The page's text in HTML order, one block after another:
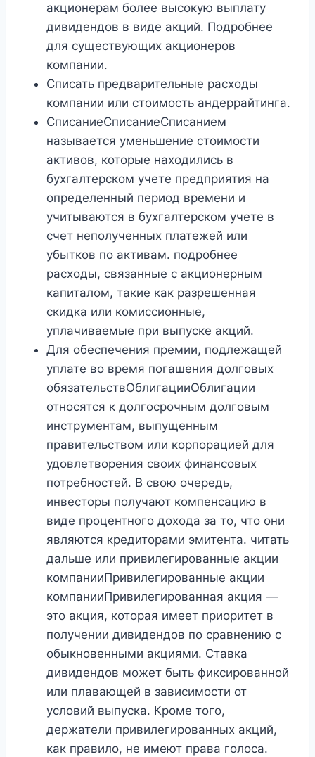
акционерам более высокую выплату
дивидендов в виде акций. Подробнее
для существующих акционеров
компании.
Списать предварительные расходы
компании или стоимость андеррайтинга.
СписаниеСписаниеСписанием
называется уменьшение стоимости
активов, которые находились в
бухгалтерском учете предприятия на
определенный период времени и
учитываются в бухгалтерском учете в
счет неполученных платежей или
убытков по активам. подробнее
расходы, связанные с акционерным
капиталом, такие как разрешенная
скидка или комиссионные,
уплачиваемые при выпуске акций.
Для обеспечения премии, подлежащей
уплате во время погашения долговых
обязательствОблигацииОблигации
относятся к долгосрочным долговым
инструментам, выпущенным
правительством или корпорацией для
удовлетворения своих финансовых
потребностей. В свою очередь,
инвесторы получают компенсацию в
виде процентного дохода за то, что они
являются кредиторами эмитента. читать
дальше или привилегированные акции
компанииПривилегированные акции
компанииПривилегированная акция —
это акция, которая имеет приоритет в
получении дивидендов по сравнению с
обыкновенными акциями. Ставка
дивидендов может быть фиксированной
или плавающей в зависимости от
условий выпуска. Кроме того,
держатели привилегированных акций,
как правило, не имеют права голоса.